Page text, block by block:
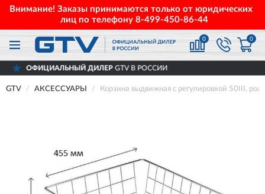
Внимание! Заказы принимаются только от юридических
лиц по телефону 8-499-450-86-44
0 0
ДИЛЕРGTV В РОССИИ
GTV АКСЕССУАРЫ Корзина выдвижная с регулировкой 50III,